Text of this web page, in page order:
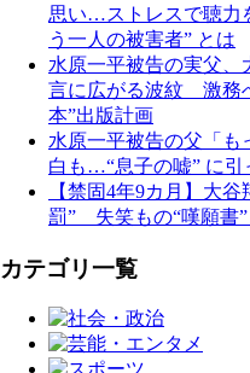
思い…ストレスで聴力
う一人の被害者” とは
水原一平被告の実父、
言に広がる波紋 激務
本”出版計画
水原一平被告の父「も
白も…“息子の嘘” に引
【禁固4年9カ月】大
罰” 失笑もの“嘆願書”
カテゴリ一覧